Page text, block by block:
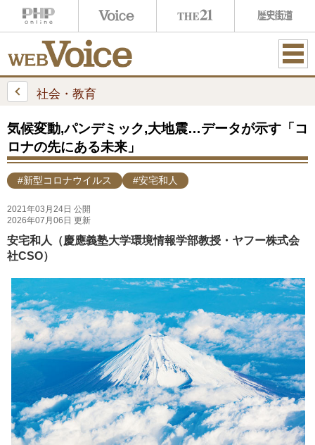
ME
社会・教育
気候変動,パンデミック,大地震…データが示す「コ
ロナの先にある未来」
#新型コロナウイルス #安宅和人
2021年03月24日 公開
2026年07月06日 更新
安宅和人（慶應義塾大学環境情報学部教授・ヤフー株式会
社CSO）